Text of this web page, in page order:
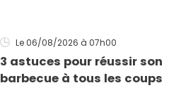
Le 06/08/2026 à 07h00
3 astuces pour réussir son
barbecue à tous les coups